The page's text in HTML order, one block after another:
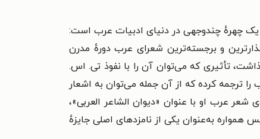
روستای قصابین سوریه به دنیا آمد. او یک چهرهٔ چندوجهی در دنیای ادبیات عرب است:
و برجسته‌ترین شعرای عرب دورهٔ مدرن
تأثیری که می‌توان آن را با نفوذ تی. اس.
شامل ۲۰ جلد شعر و ۱۳ جلد نقد ادبی است. او همچنین ۱۲ کتاب را ترجمه کرده که از آن جمله می‌توان به اشعار
۲۰۰۲) به عربی اشاره کرد. گلچین چندجلدی شعر عرب او با عنوان «دیوان الشاعر العربی»،
همواره به‌عنوان یکی از نامزدهای اصلی جایزهٔ